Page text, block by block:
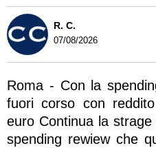
R. C.
07/08/2026
Roma - Con la
fuori corso con
euro Continua la
spending rewiew che